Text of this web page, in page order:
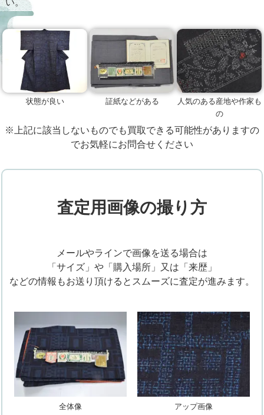
状態が良い 証紙などがある
人気のある産地や作家も
の
※上記に該当しないものでも買取できる可能性がありますの
でお気軽にお問合せください
査定用画像の撮り方
メールやラインで画像を送る場合は
「サイズ」や「購入場所」又は「来歴」
などの情報もお送り頂けるとスムーズに査定が進みます。
全体像 アップ画像